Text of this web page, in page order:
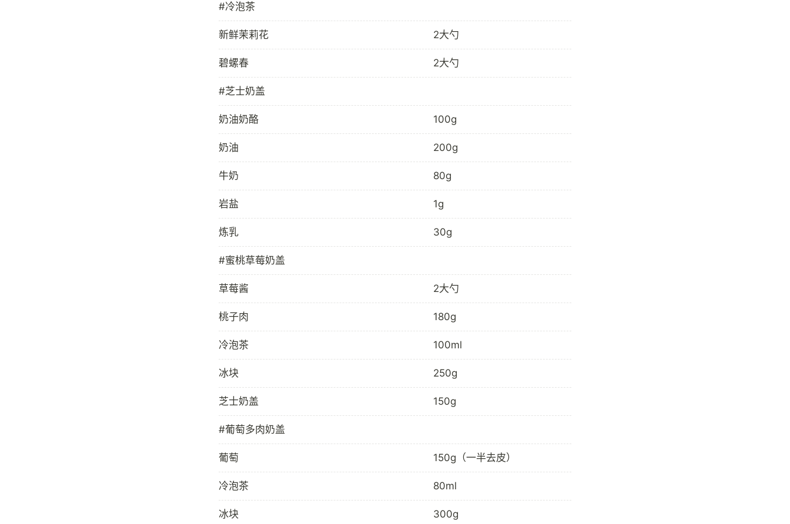
#冷泡茶
新鲜茉莉花 2大勺
碧螺春 2大勺
#芝士奶盖
奶油奶酪 100g
奶油 200g
牛奶 80g
岩盐 1g
炼乳 30g
#蜜桃草莓奶盖
草莓酱 2大勺
桃子肉 180g
冷泡茶 100ml
冰块 250g
芝士奶盖 150g
#葡萄多肉奶盖
葡萄 150g（一半去皮）
冷泡茶 80ml
冰块 300g